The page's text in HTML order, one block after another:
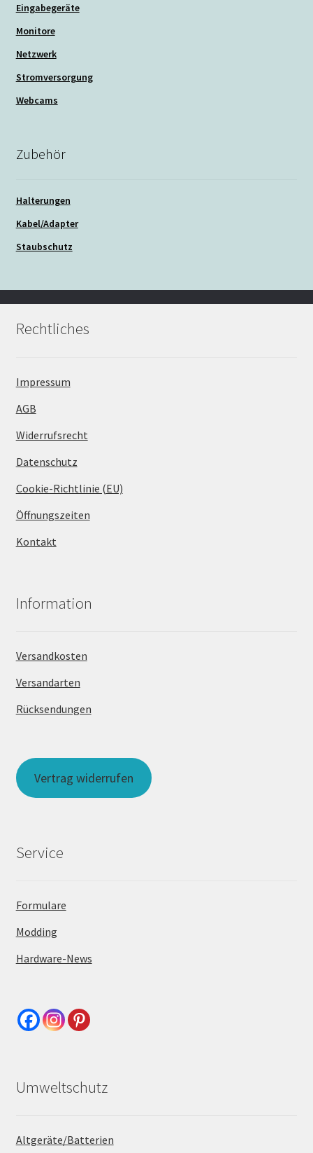
Eingabegeräte
Monitore
Netzwerk
Stromversorgung
Webcams
Zubehör
Halterungen
Kabel/Adapter
Staubschutz
Rechtliches
Impressum
AGB
Widerrufsrecht
Datenschutz
Cookie-Richtlinie (EU)
Öffnungszeiten
Kontakt
Information
Versandkosten
Versandarten
Rücksendungen
Vertrag widerrufen
Service
Formulare
Modding
Hardware-News
Umweltschutz
Altgeräte/Batterien